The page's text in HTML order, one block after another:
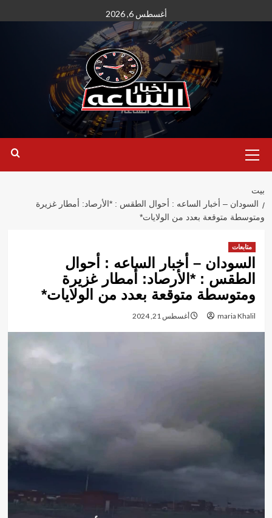
إلى
أغسطس 6, 2026
الأساسية
بيت
السودان – أخبار الساعه : أحوال الطقس : *الأرصاد: أمطار غزيرة
ومتوسطة متوقعة بعدد من الولايات*
متابعات
السودان – أخبار الساعه : أحوال
الطقس : *الأرصاد: أمطار غزيرة
ومتوسطة متوقعة بعدد من الولايات*
maria Khalil أغسطس 21, 2024